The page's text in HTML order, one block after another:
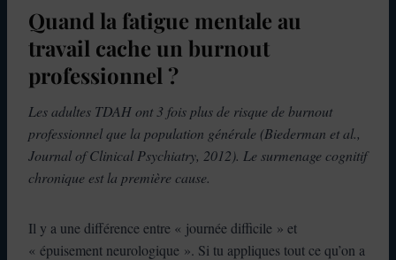
Quand la fatigue mentale au
travail cache un burnout
professionnel ?
Les adultes TDAH ont 3 fois plus de risque de burnout
professionnel que la population générale (Biederman et al.,
Journal of Clinical Psychiatry, 2012). Le surmenage cognitif
chronique est la première cause.
Il y a une différence entre « journée difficile » et
« épuisement neurologique ». Si tu appliques tout ce qu’on a